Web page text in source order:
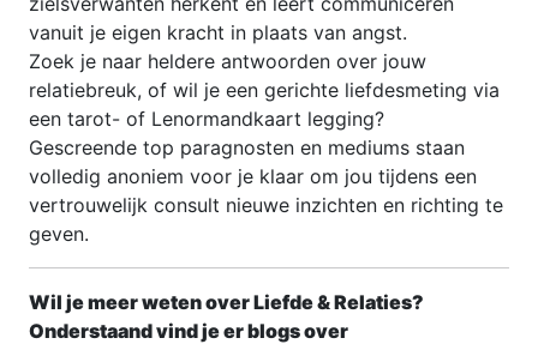
vanuit je eigen kracht in plaats van angst.
Zoek je naar heldere antwoorden over jouw
relatiebreuk, of wil je een gerichte liefdesmeting via
een tarot- of Lenormandkaart legging?
Gescreende top paragnosten en mediums staan
volledig anoniem voor je klaar om jou tijdens een
vertrouwelijk consult nieuwe inzichten en richting te
geven.
Wil je meer weten over Liefde & Relaties?
Onderstaand vind je er blogs over